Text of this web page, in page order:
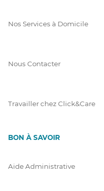
Nos Services à Domicile
Nous Contacter
Travailler chez Click&Care
BON À SAVOIR
Aide Administrative